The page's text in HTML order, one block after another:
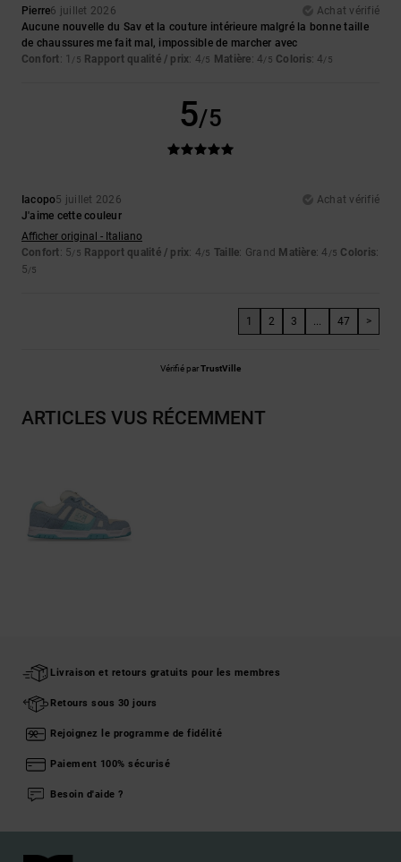
Pierre6 juillet 2026
Achat vérifié
Aucune nouvelle du Sav et la couture intérieure malgré la bonne taille
de chaussures me fait mal, impossible de marcher avec
Confort: 1 /5 Rapport qualité / prix: 4/5 Matière: 4/5 Coloris: 4/5
5/5
Iacopo5 juillet 2026
Achat vérifié
J'aime cette couleur
Afficher original - Italiano
Confort: 5/5 Rapport qualité / prix: 4/5 Taille: Grand Matière: 4 /5 Coloris:
5/5
1 2 3 ... 47 >
Vérifié parTrustVille
ARTICLES VUS RÉCEMMENT
Livraison et retours gratuits pour les membres
Retours sous 30 jours
Rejoignez le programme de fidélité
Paiement 100% sécurisé
Besoin d'aide ?